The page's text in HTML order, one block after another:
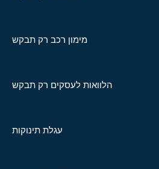
מימון רכב רק תבקש
הלוואות לעסקים רק תבקש
עגלת תינוקות